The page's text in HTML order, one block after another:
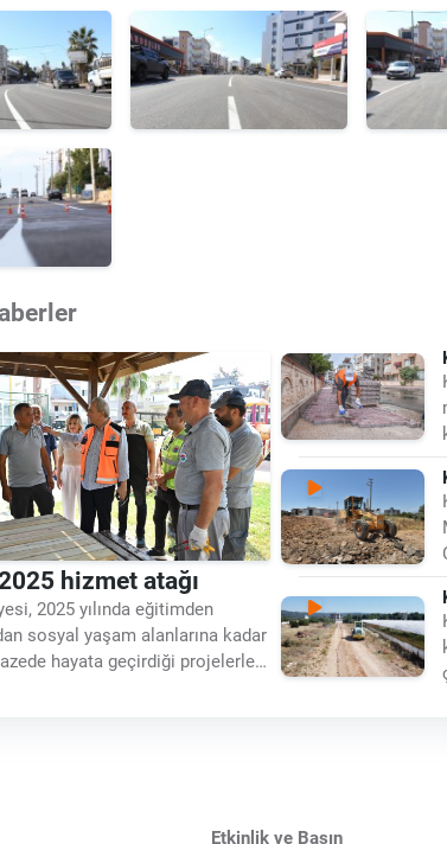
hizmet atağı
2025 yılında eğitimden
sosyal yaşam alanlarına kadar
hayata geçirdiği projelerle
Etkinlik ve Basın